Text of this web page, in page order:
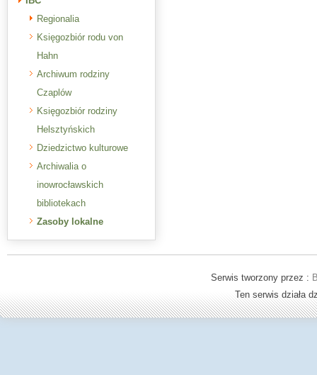
Regionalia
Księgozbiór rodu von
Hahn
Archiwum rodziny
Czaplów
Księgozbiór rodziny
Helsztyńskich
Dziedzictwo kulturowe
Archiwalia o
inowrocławskich
bibliotekach
Zasoby lokalne
Serwis tworzony przez :
Ten serwis działa